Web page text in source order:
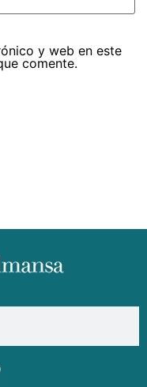
y web en este
comente.